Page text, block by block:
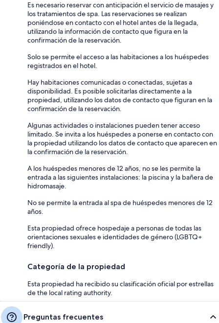
Es necesario reservar con anticipación el servicio de masajes y
los tratamientos de spa. Las reservaciones se realizan
poniéndose en contacto con el hotel antes de la llegada,
utilizando la información de contacto que figura en la
confirmación de la reservación.
Solo se permite el acceso a las habitaciones a los huéspedes
registrados en el hotel.
Hay habitaciones comunicadas o conectadas, sujetas a
disponibilidad. Es posible solicitarlas directamente a la
propiedad, utilizando los datos de contacto que figuran en la
confirmación de la reservación.
Algunas actividades o instalaciones pueden tener acceso
limitado. Se invita a los huéspedes a ponerse en contacto con
la propiedad utilizando los datos de contacto que aparecen en
la confirmación de la reservación.
A los huéspedes menores de 12 años, no se les permite la
entrada a las siguientes instalaciones: la piscina y la bañera de
hidromasaje.
No se permite la entrada al spa de huéspedes menores de 12
años.
Esta propiedad ofrece hospedaje a personas de todas las
orientaciones sexuales e identidades de género (LGBTQ+
friendly).
Categoría de la propiedad
Esta propiedad ha recibido su clasificación oficial por estrellas
de the local rating authority.
Preguntas frecuentes